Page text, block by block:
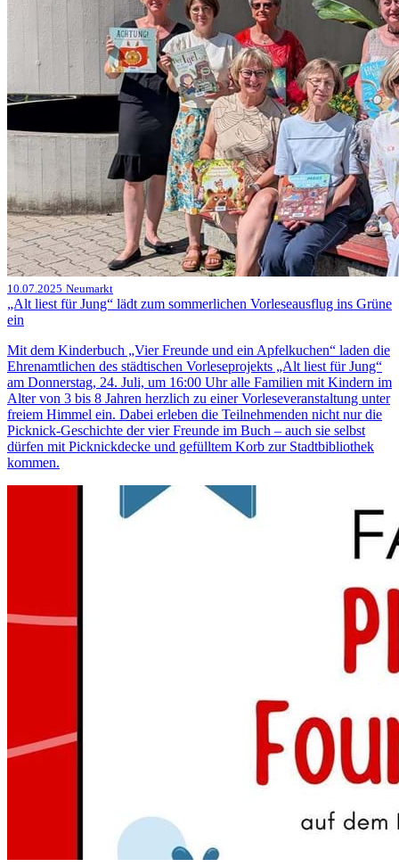
10.07.2025 Neumarkt
„Alt liest für Jung“ lädt zum sommerlichen Vorleseausflug ins Grüne
ein
Mit dem Kinderbuch „Vier Freunde und ein Apfelkuchen“ laden die
Ehrenamtlichen des städtischen Vorleseprojekts „Alt liest für Jung“
am Donnerstag, 24. Juli, um 16:00 Uhr alle Familien mit Kindern im
Alter von 3 bis 8 Jahren herzlich zu einer Vorleseveranstaltung unter
freiem Himmel ein. Dabei erleben die Teilnehmenden nicht nur die
Picknick-Geschichte der vier Freunde im Buch – auch sie selbst
dürfen mit Picknickdecke und gefülltem Korb zur Stadtbibliothek
kommen.